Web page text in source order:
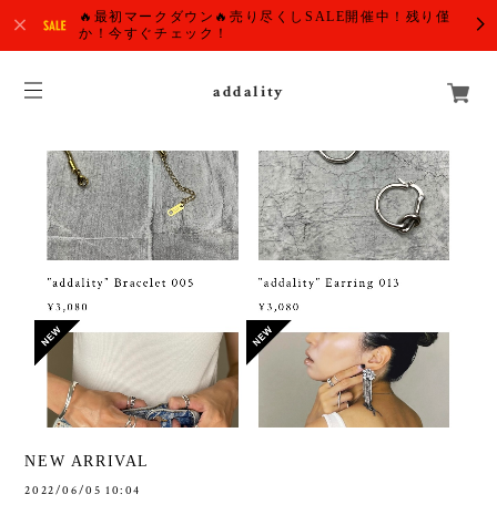
🔥最初マークダウン🔥売り尽くしSALE開催中！残り僅
か！今すぐチェック！
addality
NEW ARRIVAL
2022/06/05 10:04